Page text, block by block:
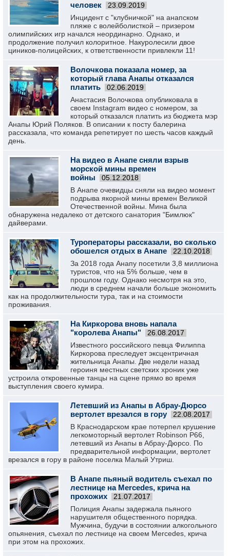
человек
23.09.2019
Инцидент с "клубничкой" на анапском
пляже с волейболисткой – призером
олимпийских игр начался неординарно. Однако, и
продолжение получил колоритное. Накуролесили двое
циников-полицейских, к ответственности привлекли 11!
Волочкова показала номер, за
который глава Анапы отказался
платить
02.06.2019
Анастасия Волочкова опубликовала в
своем Instagram видео с номером, за
который отказался платить из бюджета мэр
Анапы Юрий Поляков. В описании к посту балерина
рассказала, что команда репетирует по шесть часов каждый
день.
На видео в Анапе сняли взрыв
морской мины времен
войны
05.12.2018
В Анапе очевидцы сняли на видео момент
подрыва якорной мины времен Великой
Отечественной войны. Мина была
обнаружена недалеко от детского санатория "Бимлюк"
дайверами.
Туроператоры рассказали, во сколько
обошелся отдых в Анапе
22.10.2018
За 2018 года Анапу посетили 3,8 миллиона
туристов, что на 5% больше, чем в
прошлом году. Однако несмотря на это,
люди в среднем начали больше экономить
как на продолжительности тура, так и на стоимости
проживания.
На Киркорова вновь напала
"королева Анапы"
26.08.2017
Известного российского певца Филиппа
Киркорова преследует эксцентричная
жительница Анапы. Две недели назад
героиня местных светских хроник уже
устроила откровенные танцы на сцене прямо во время
выступления своего кумира.
Летевший из Анапы в Абрау-Дюрсо
вертолет врезался в гору
22.08.2017
В Краснодарском крае потерпел крушение
легкомоторный вертолет Robinson Р66,
летевший из Анапы в Абрау-Дюрсо. По
предварительной информации, вертолет
врезался в гору в районе поселка Малый Утриш.
В Анапе пьяный водитель съехал по
лестнице на Mercedes, крича на
прохожих
21.07.2017
Полиция Анапы задержала пьяного
нарушителя общественного порядка.
Мужчина, будучи в состоянии алкогольного
опьянения, съехал по лестнице на своем Mercedes, крича
при этом на прохожих.